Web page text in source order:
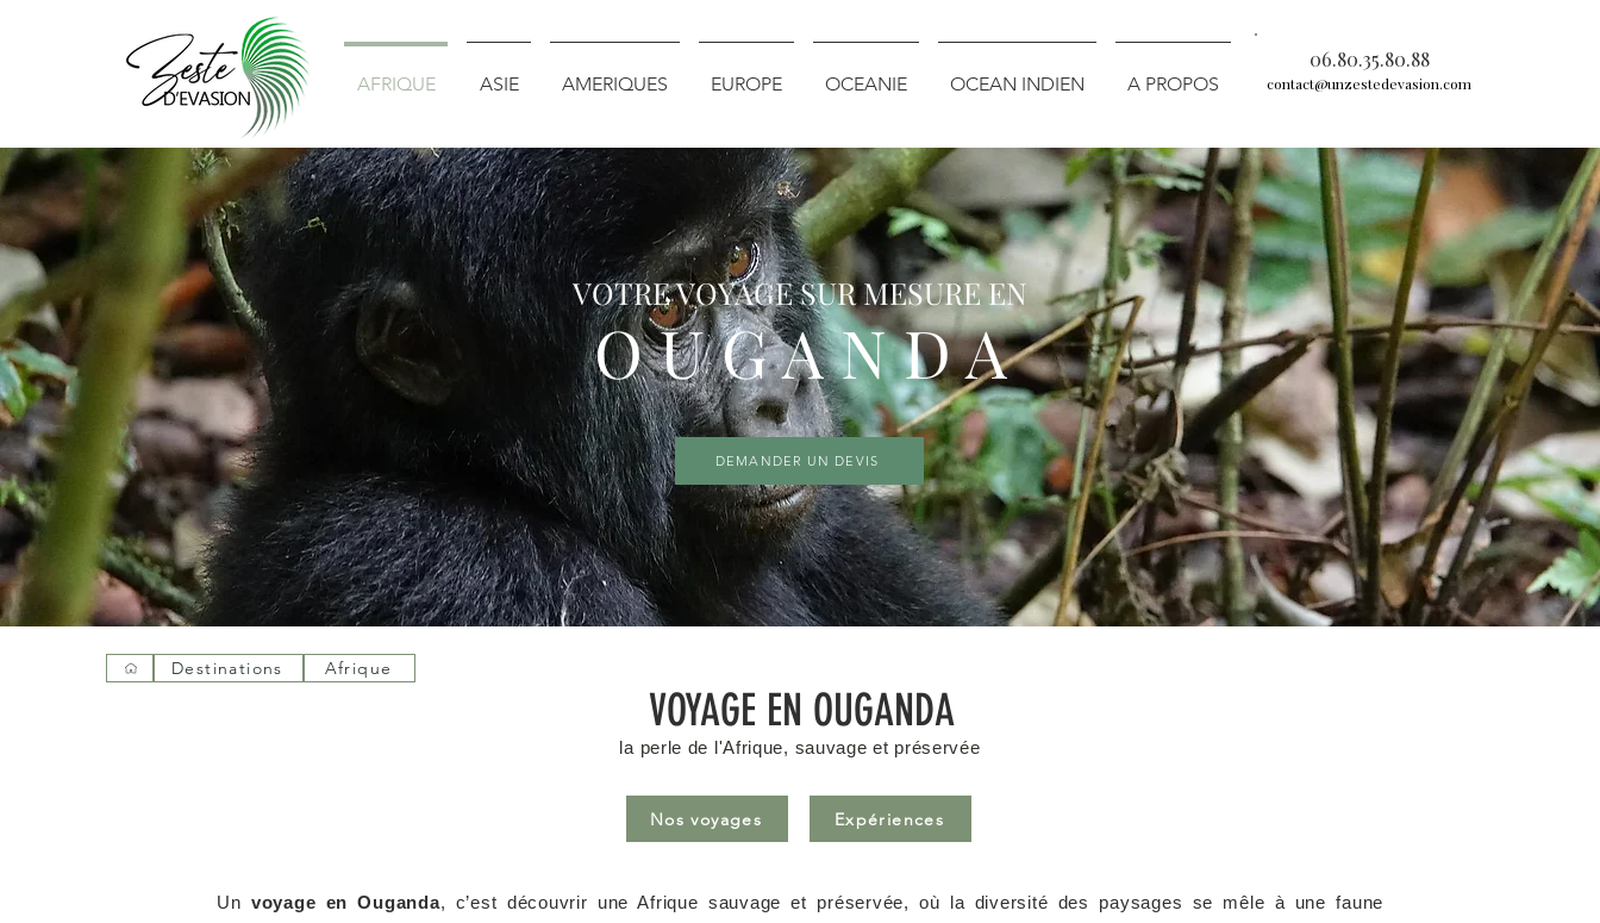
AFRIQUE ASIE AMERIQUES EUROPE OCEANIE OCEAN INDIEN A PROPOS
06.80.35.80.88
contact@unzestedevasion.com
VOTRE VOYAGE SUR MESURE EN
O U G A N D A
DEMANDER UN DEVIS
Destinations Afrique
VOYAGE EN OUGANDA
la perle de l'Afrique, sauvage et préservée
Nos voyages Expériences
Un voyage en Ouganda, c’est découvrir une Afrique sauvage et préservée, où la diversité des paysages se mêle à une faune